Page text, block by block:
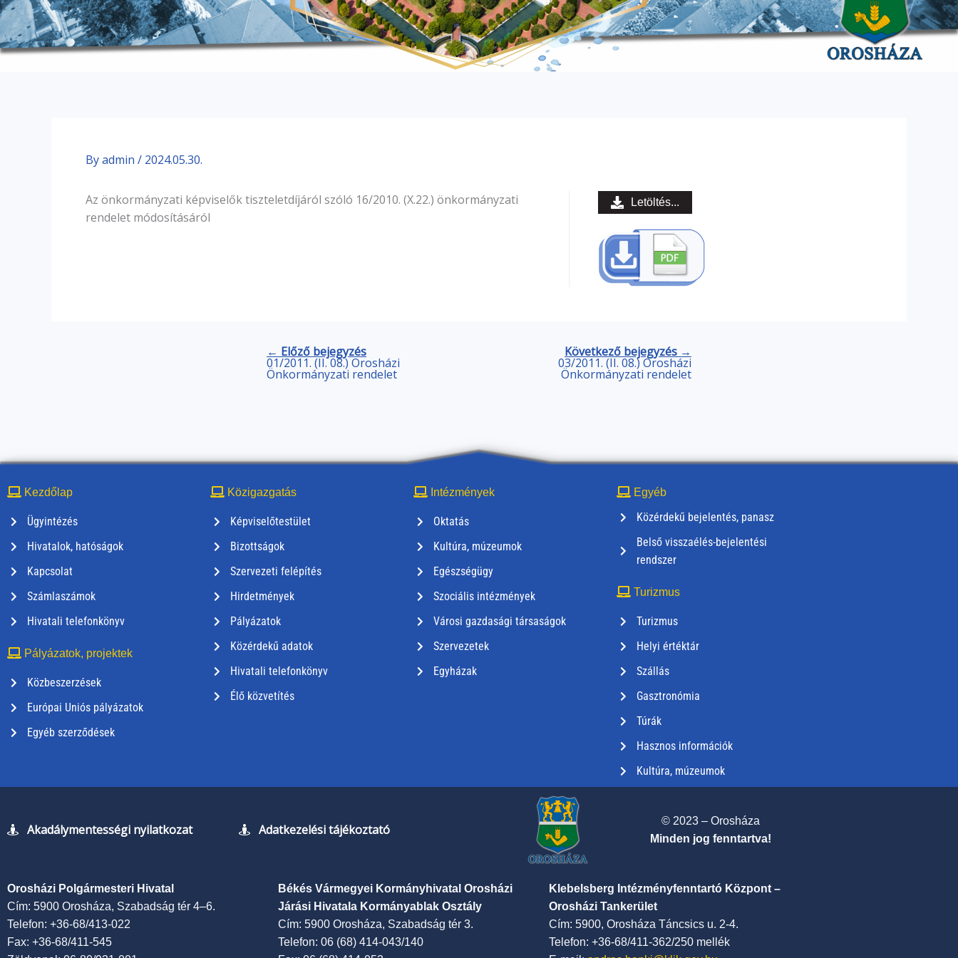
Byadmin / 2024.05.30.
Az önkormányzati képviselők tiszteletdíjáról szóló 16/2010. (X.22.) önkormányzati
rendelet módosításáról
Letöltés...
← Előző bejegyzés
01/2011. (II. 08.) Orosházi
Önkormányzati rendelet
Következő bejegyzés →
03/2011. (II. 08.) Orosházi
Önkormányzati rendelet
Kezdőlap
Ügyintézés
Hivatalok, hatóságok
Kapcsolat
Számlaszámok
Hivatali telefonkönyv
Pályázatok, projektek
Közbeszerzések
Európai Uniós pályázatok
Egyéb szerződések
Közigazgatás
Képviselőtestület
Bizottságok
Szervezeti felépítés
Hirdetmények
Pályázatok
Közérdekű adatok
Hivatali telefonkönyv
Élő közvetítés
Intézmények
Oktatás
Kultúra, múzeumok
Egészségügy
Szociális intézmények
Városi gazdasági társaságok
Szervezetek
Egyházak
Egyéb
Közérdekű bejelentés, panasz
Belső visszaélés-bejelentési
rendszer
Turizmus
Turizmus
Helyi értéktár
Szállás
Gasztronómia
Túrák
Hasznos információk
Kultúra, múzeumok
Akadálymentességi nyilatkozat Adatkezelési tájékoztató
© 2023 – Orosháza
Minden jog fenntartva!
Orosházi Polgármesteri Hivatal
Cím: 5900 Orosháza, Szabadság tér 4–6.
Telefon: +36-68/413-022
Fax: +36-68/411-545
Békés Vármegyei Kormányhivatal Orosházi
Járási Hivatala Kormányablak Osztály
Cím: 5900 Orosháza, Szabadság tér 3.
Telefon: 06 (68) 414-043/140
Klebelsberg Intézményfenntartó Központ –
Orosházi Tankerület
Cím: 5900, Orosháza Táncsics u. 2-4.
Telefon: +36-68/411-362/250 mellék